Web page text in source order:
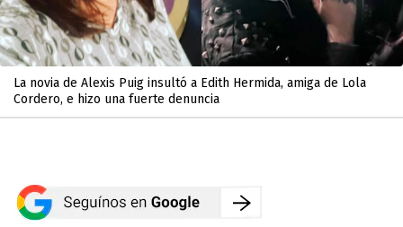
La novia de Alexis Puig insultó a Edith Hermida, amiga de Lola
Cordero, e hizo una fuerte denuncia